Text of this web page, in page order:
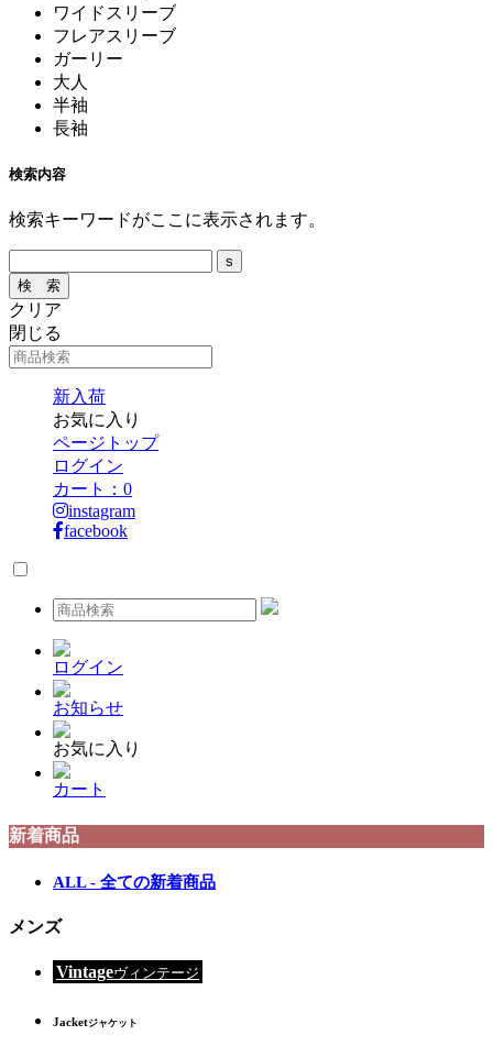
ワイドスリーブ
フレアスリーブ
ガーリー
大人
半袖
長袖
検索内容
検索キーワードがここに表示されます。
クリア
閉じる
新入荷
お気に入り
ページトップ
ログイン
カート： 0
instagram
facebook
ログイン
お知らせ
お気に入り
カート
新着商品
ALL - 全ての新着商品
メンズ
Vintageヴィンテージ
Jacketジャケット